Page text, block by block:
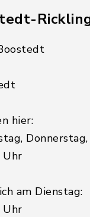
hier:
Uhr
am Dienstag:
Uhr